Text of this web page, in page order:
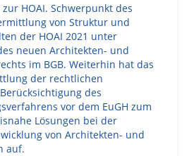
HOAI. Schwerpunkt des
von Struktur und
der HOAI 2021 unter
neuen Architekten- und
im BGB. Weiterhin hat das
der rechtlichen
des
vor dem EuGH zum
Lösungen bei der
von Architekten- und
auf.